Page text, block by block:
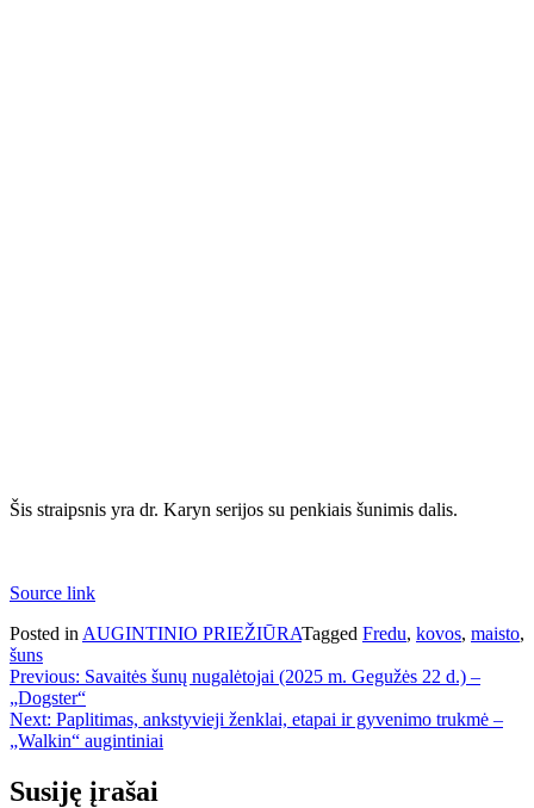
Šis straipsnis yra dr. Karyn serijos su penkiais šunimis dalis.
Source link
Posted in AUGINTINIO PRIEŽIŪRATagged Fredu, kovos, maisto,
šuns
Navigacija
tarp
įrašų
Previous: Savaitės šunų nugalėtojai (2025 m. Gegužės 22 d.) –
„Dogster“
Next: Paplitimas, ankstyvieji ženklai, etapai ir gyvenimo trukmė –
„Walkin“ augintiniai
Susiję įrašai